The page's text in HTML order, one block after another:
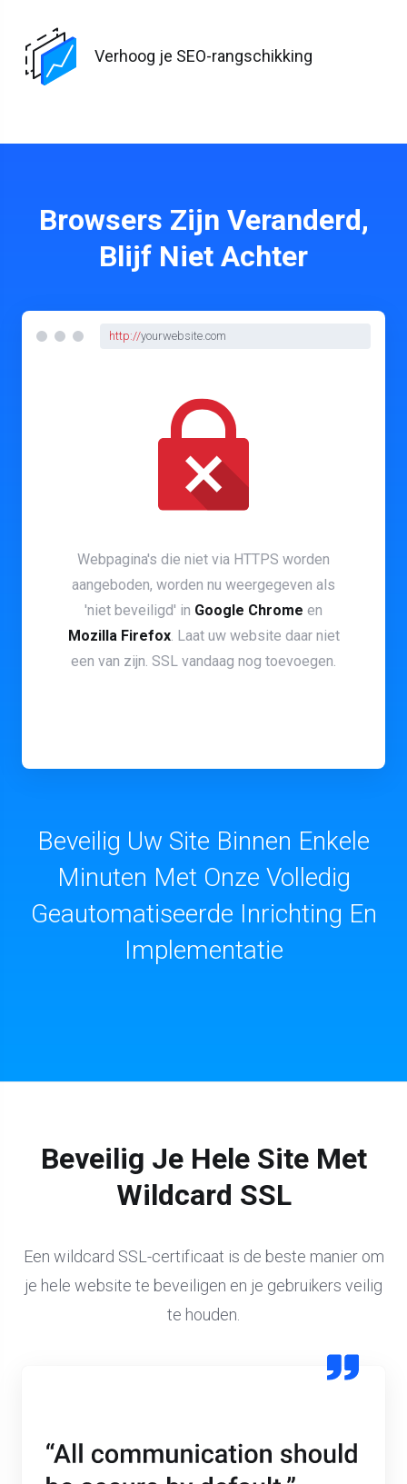
Verhoog je SEO-rangschikking
Browsers Zijn Veranderd,
Blijf Niet Achter
http://yourwebsite.com
Webpagina's die niet via HTTPS worden
aangeboden, worden nu weergegeven als
'niet beveiligd' in Google Chrome en
Mozilla Firefox. Laat uw website daar niet
een van zijn. SSL vandaag nog toevoegen.
Beveilig Uw Site Binnen Enkele
Minuten Met Onze Volledig
Geautomatiseerde Inrichting En
Implementatie
Beveilig Je Hele Site Met
Wildcard SSL
Een wildcard SSL-certificaat is de beste manier om
je hele website te beveiligen en je gebruikers veilig
te houden.